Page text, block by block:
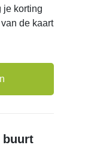
je korting
de kaart
buurt